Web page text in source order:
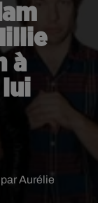
à
lui
Aurélie